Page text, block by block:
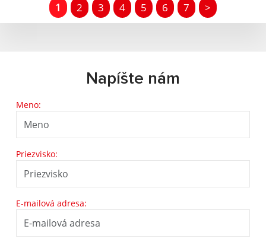
1 2 3 4 5 6 7 >
Napíšte nám
Meno:
Priezvisko:
E-mailová adresa: